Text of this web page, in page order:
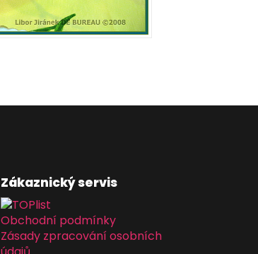
Zákaznický servis
Obchodní podmínky
Zásady zpracování osobních